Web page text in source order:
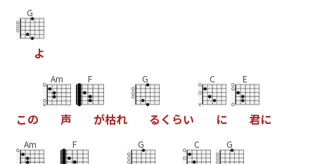
G
よ
この
Am
声
F
が枯れ
G
る く らい
C
に
E
君に
Am F G C G